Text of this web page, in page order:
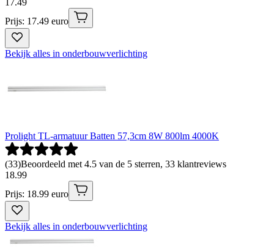
17.49
Prijs: 17.49 euro
Bekijk alles in onderbouwverlichting
Prolight TL-armatuur Batten 57,3cm 8W 800lm 4000K
(33)Beoordeeld met 4.5 van de 5 sterren, 33 klantreviews
18.99
Prijs: 18.99 euro
Bekijk alles in onderbouwverlichting